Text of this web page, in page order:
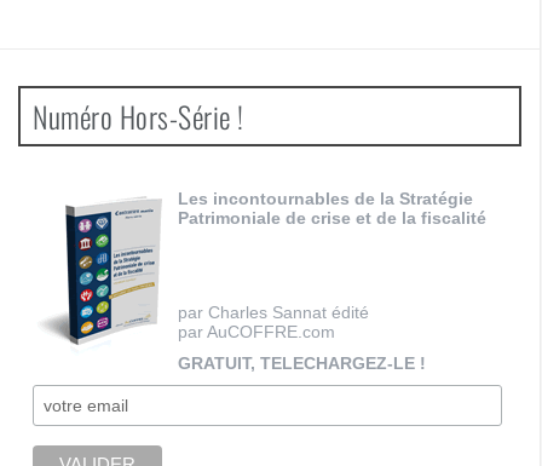
Numéro Hors-Série !
Les incontournables de la Stratégie
Patrimoniale de crise et de la fiscalité
par Charles Sannat édité
par AuCOFFRE.com
GRATUIT, TELECHARGEZ-LE !